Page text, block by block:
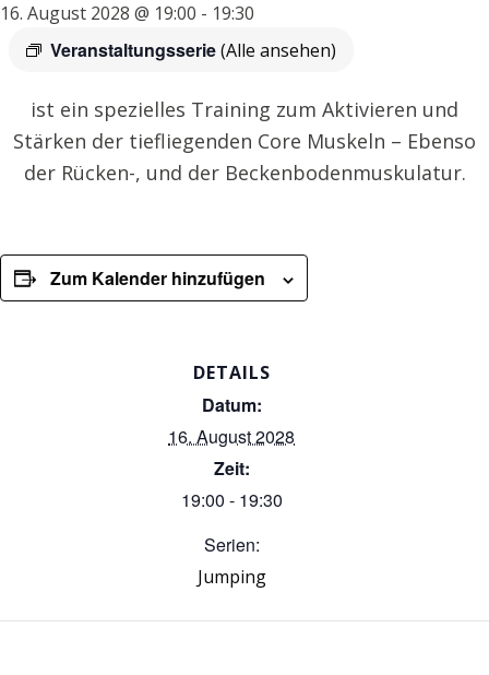
16. August 2028 @ 19:00 - 19:30
Veranstaltungsserie(Alle ansehen)
ist ein spezielles Training zum Aktivieren und
Stärken der tiefliegenden Core Muskeln – Ebenso
der Rücken-, und der Beckenbodenmuskulatur.
Zum Kalender hinzufügen
DETAILS
Datum:
16. August 2028
Zeit:
19:00 - 19:30
Serien:
Jumping